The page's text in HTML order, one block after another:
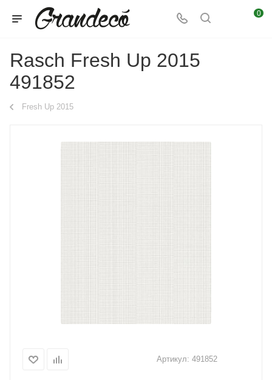
0
Rasch Fresh Up 2015
491852
Fresh Up 2015
Артикул: 491852